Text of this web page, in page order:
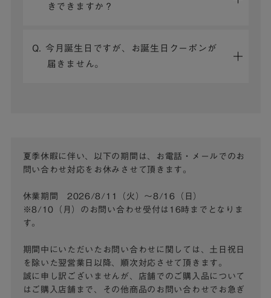
きできますか？
Q. 今月誕生日ですが、お誕生日クーポンが
届きません。
夏季休暇に伴い、以下の期間は、お電話・メールでのお
問い合わせ対応をお休みさせて頂きます。
休業期間 2026/8/11（火）～8/16（日）
※8/10（月）のお問い合わせ受付は16時までとなりま
す。
期間中にいただいたお問い合わせに関しては、土日祝日
を除いた翌営業日以降、順次対応させて頂きます。
誠に申し訳ございませんが、店舗でのご購入品について
はご購入店舗まで、その他商品のお問い合わせでお急ぎ